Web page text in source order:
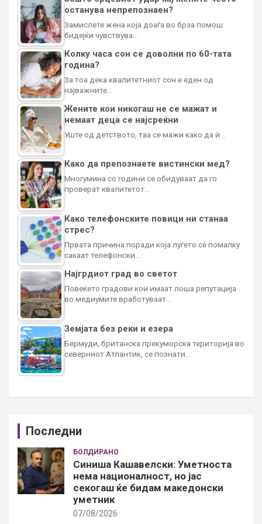
останува непрепознаен?
Замислете жена која доаѓа во брза помош
бидејќи чувствува…
Колку часа сон се доволни по 60-тата
година?
За тоа дека квалитетниот сон е еден од
најважните…
Жените кои никогаш не се мажат и
немаат деца се најсреќни
Уште од детството, таа се мажи како да ѝ…
Како да препознаете вистински мед?
Многумина со години се обидуваат да го
проверат квалитетот…
Како телефонските повици ни станаа
стрес?
Првата причина поради која луѓето сè помалку
сакаат телефонски…
Најгрдиот град во светот
Повеќето градови кои имаат лоша репутација
во медиумите вработуваат…
Земјата без реки и езера
Бермуди, британска прекуморска територија во
северниот Атлантик, се познати…
Последни
БОЛДИРАНО
Синиша Кашавелски: Уметноста
нема националност, но јас
секогаш ќе бидам македонски
уметник
07/08/2026